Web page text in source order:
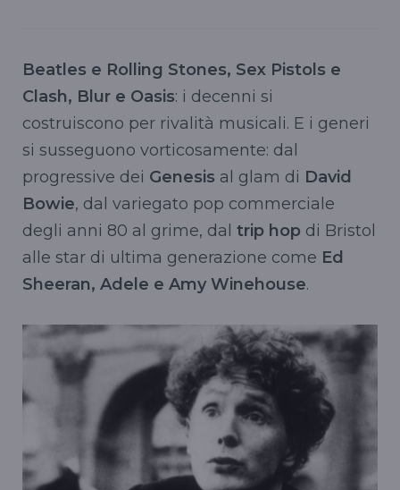
Beatles e Rolling Stones, Sex Pistols e
Clash, Blur e Oasis: i decenni si
costruiscono per rivalità musicali. E i generi
si susseguono vorticosamente: dal
progressive dei Genesis al glam di David
Bowie, dal variegato pop commerciale
degli anni 80 al grime, dal trip hop di Bristol
alle star di ultima generazione come Ed
Sheeran, Adele e Amy Winehouse.